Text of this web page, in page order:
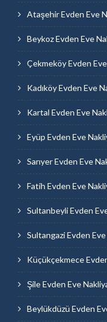
Ataşehir Evden Eve
Beykoz Evden Eve
Çekmeköy Evden
Kadıköy Evden Eve
Kartal Evden Eve
Eyüp Evden Eve
Sarıyer Evden Eve
Fatih Evden Eve
Sultanbeyli Evden
Sultangazi Evden
Küçükçekmece
Şile Evden Eve
Beylükdüzü Evden